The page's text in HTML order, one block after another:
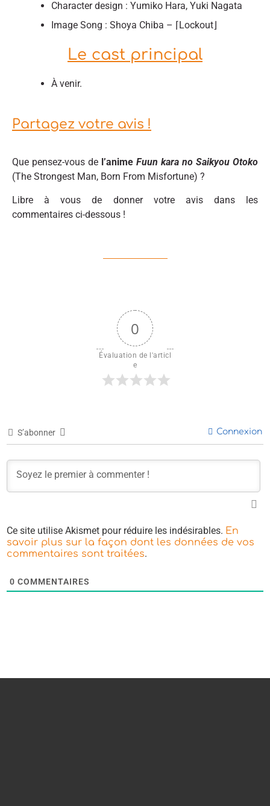
Character design : Yumiko Hara, Yuki Nagata
Image Song : Shoya Chiba – ⌈Lockout⌋
Le cast principal
À venir.
Partagez votre avis !
Que pensez-vous de l’anime Fuun kara no Saikyou Otoko
(The Strongest Man, Born From Misfortune) ?
Libre à vous de donner votre avis dans les
commentaires ci-dessous !
0
Évaluation de l'articl
e
S’abonner Connexion
Ce site utilise Akismet pour réduire les indésirables. En
savoir plus sur la façon dont les données de vos
commentaires sont traitées.
0 COMMENTAIRES